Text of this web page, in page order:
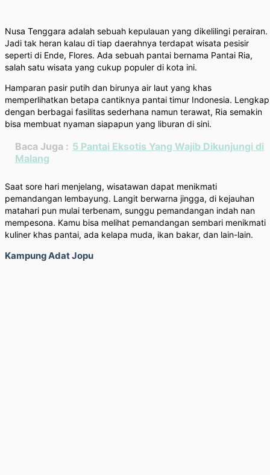
Nusa Tenggara adalah sebuah kepulauan yang dikelilingi perairan.
Jadi tak heran kalau di tiap daerahnya terdapat wisata pesisir
seperti di Ende, Flores. Ada sebuah pantai bernama Pantai Ria,
salah satu wisata yang cukup populer di kota ini.
Hamparan pasir putih dan birunya air laut yang khas
memperlihatkan betapa cantiknya pantai timur Indonesia. Lengkap
dengan berbagai fasilitas sederhana namun terawat, Ria semakin
bisa membuat nyaman siapapun yang liburan di sini.
Baca Juga : 5 Pantai Eksotis Yang Wajib Dikunjungi di
Malang
Saat sore hari menjelang, wisatawan dapat menikmati
pemandangan lembayung. Langit berwarna jingga, di kejauhan
matahari pun mulai terbenam, sunggu pemandangan indah nan
mempesona. Kamu bisa melihat pemandangan sembari menikmati
kuliner khas pantai, ada kelapa muda, ikan bakar, dan lain-lain.
Kampung Adat Jopu